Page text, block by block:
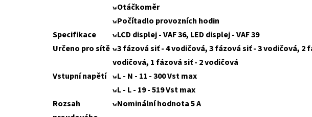
wOtáčkoměr
wPočítadlo provozních hodin
Specifikace
wLCD displej - VAF 36, LED displej - VAF 39
Určeno pro sítě w3 fázová siť - 4 vodičová, 3 fázová siť - 3 vodičová, 2
vodičová, 1 fázová siť - 2 vodičová
Vstupní napětí
wL - N - 11 - 300 Vst max
wL - L - 19 - 519 Vst max
Rozsah
wNominální hodnota 5 A